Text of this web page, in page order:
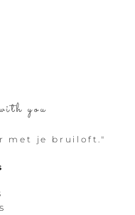
you
met je bruiloft."